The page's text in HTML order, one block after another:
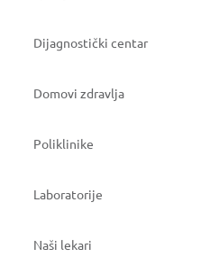
Dijagnostički centar
Domovi zdravlja
Poliklinike
Laboratorije
Naši lekari